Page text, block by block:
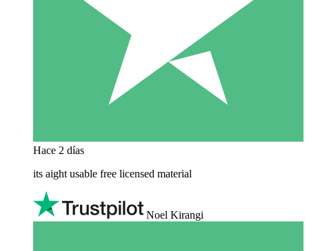
Hace 2 días
its aight usable free licensed material
Noel Kirangi